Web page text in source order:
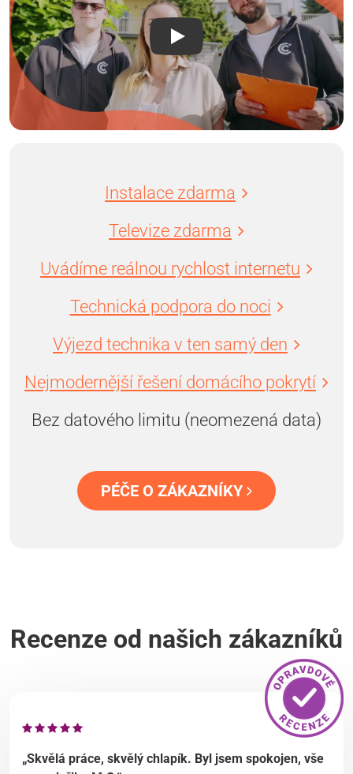
Instalace zdarma
Televize zdarma
Uvádíme reálnou rychlost internetu
Technická podpora do noci
Výjezd technika v ten samý den
Nejmodernější řešení domácího pokrytí
Bez datového limitu (neomezená data)
PÉČE O ZÁKAZNÍKY
Recenze od našich zákazníků
„Skvělá práce, skvělý chlapík. Byl jsem spokojen, vše